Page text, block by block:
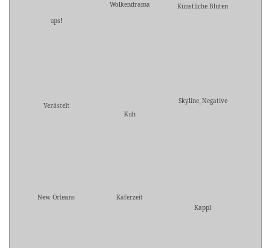
ups!
Wolkendrama Künstliche Blüten
Verästelt
Kuh
Skyline_Negative
New Orleans
Käferzeit
Kappl